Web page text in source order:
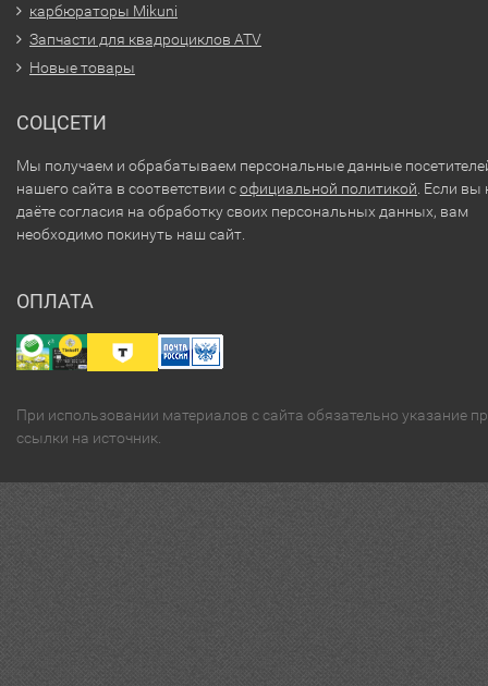
карбюраторы Mikuni
Запчасти для квадроциклов ATV
Новые товары
СОЦСЕТИ
Мы получаем и обрабатываем персональные данные
нашего сайта в соответствии софициальной политикой . Если вы
даёте согласия на обработку своих персональных данных, вам
необходимо покинуть наш сайт.
ОПЛАТА
При использовании материалов с сайта обязательно указание
ссылки на источник.